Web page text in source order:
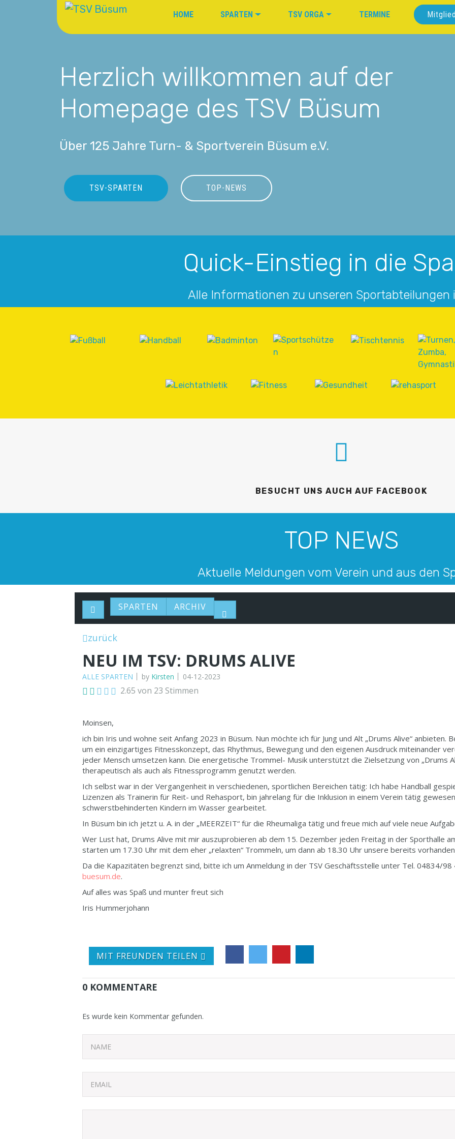
HOME SPARTEN TSV ORGA TERMINE
Herzlich willkommen auf der
Homepage des TSV Büsum
Über 125 Jahre Turn- & Sportverein Büsum e.V.
TSV-SPARTEN TOP-NEWS
Quick-Einstieg in die
Alle Informationen zu unseren Sportabteilungen
BESUCHT UNS AUCH AUF FACEBOOK
TOP NEWS
Aktuelle Meldungen vom Verein und aus den
SPARTEN ARCHIV
zurück
NEU IM TSV: DRUMS ALIVE
ALLE SPARTEN by Kirsten 04-12-2023
2.65 von 23 Stimmen
Moinsen,
ich bin Iris und wohne seit Anfang 2023 in Büsum. Nun möchte ich für Jung und Alt „Drums Alive“ anbieten.
um ein einzigartiges Fitnesskonzept, das Rhythmus, Bewegung und den eigenen Ausdruck miteinander
jeder Mensch umsetzen kann. Die energetische Trommel- Musik unterstützt die Zielsetzung von „Drums
therapeutisch als auch als Fitnessprogramm genutzt werden.
Ich selbst war in der Vergangenheit in verschiedenen, sportlichen Bereichen tätig: Ich habe Handball
Lizenzen als Trainerin für Reit- und Rehasport, bin jahrelang für die Inklusion in einem Verein tätig
schwerstbehinderten Kindern im Wasser gearbeitet.
In Büsum bin ich jetzt u. A. in der „MEERZEIT“ für die Rheumaliga tätig und freue mich auf viele neue
Wer Lust hat, Drums Alive mit mir auszuprobieren ab dem 15. Dezember jeden Freitag in der Sporthalle
starten um 17.30 Uhr mit dem eher „relaxten“ Trommeln, um dann ab 18.30 Uhr unsere bereits
Da die Kapazitäten begrenzt sind, bitte ich um Anmeldung in der TSV Geschäftsstelle unter Tel. 04834/98
buesum.de.
Auf alles was Spaß und munter freut sich
Iris Hummerjohann
MIT FREUNDEN TEILEN
0 KOMMENTARE
Es wurde kein Kommentar gefunden.